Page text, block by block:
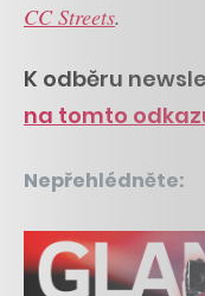
CC Streets.
K odběru
na tomto
Nepřehlédněte: